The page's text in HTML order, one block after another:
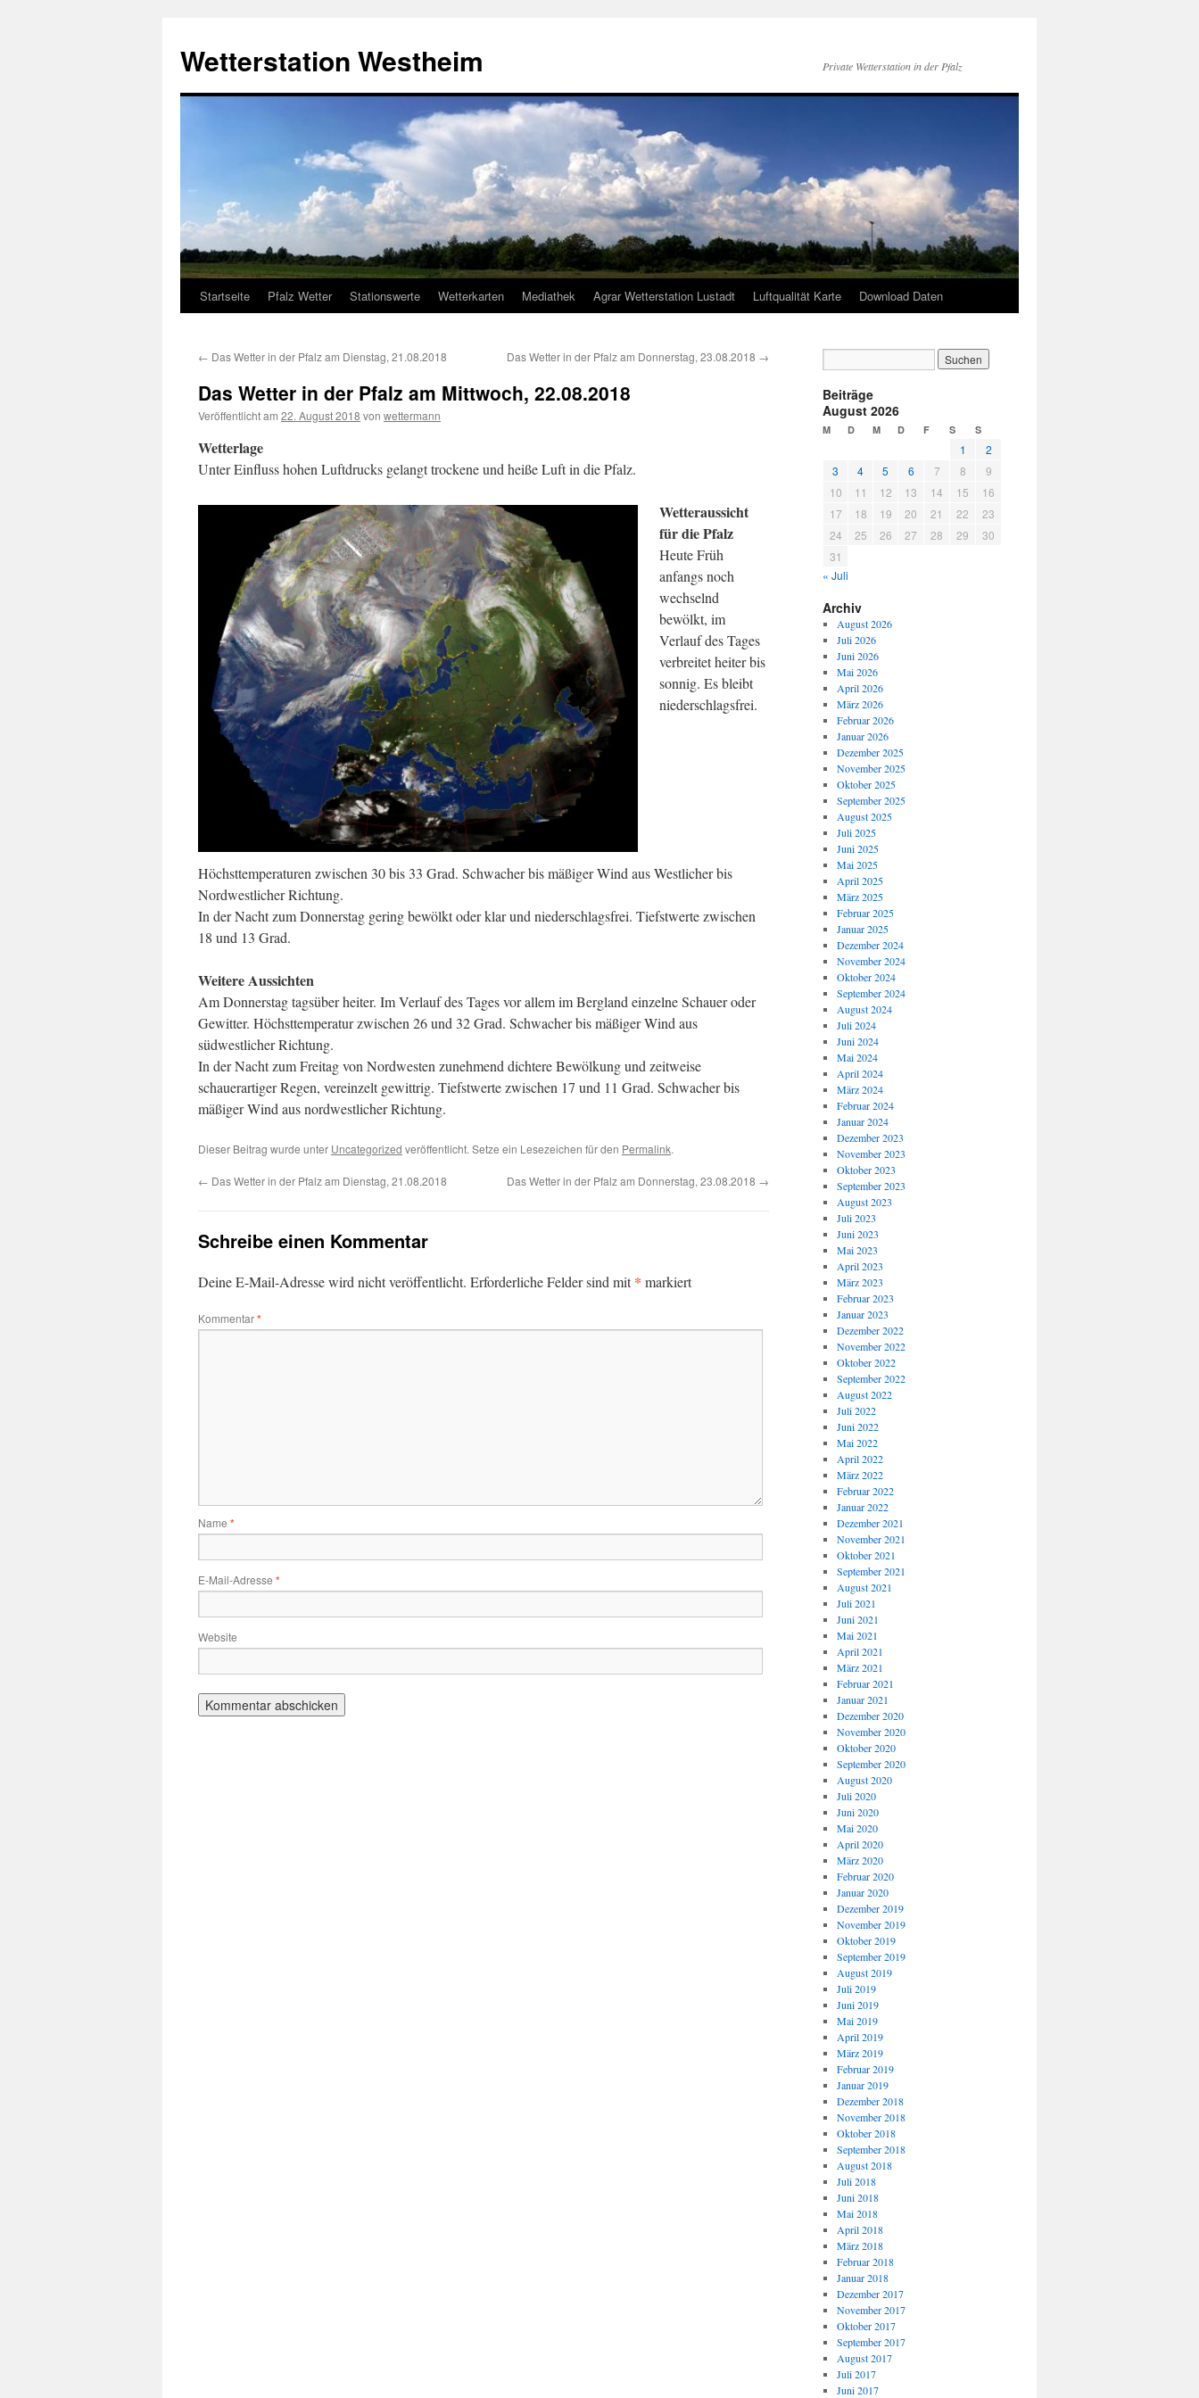
springen
Wetterstation Westheim Private Wetterstation in der Pfalz
Startseite Pfalz Wetter Stationswerte Wetterkarten Mediathek Agrar Wetterstation Lustadt Luftqualität Karte Download Daten
← Das Wetter in der Pfalz am Dienstag, 21.08.2018 Das Wetter in der Pfalz am Donnerstag, 23.08.2018 →
Das Wetter in der Pfalz am Mittwoch, 22.08.2018
Veröffentlicht am 22. August 2018 von wettermann
Wetterlage
Unter Einfluss hohen Luftdrucks gelangt trockene und heiße Luft in die Pfalz.
Wetteraussicht
für die Pfalz
Heute Früh
anfangs noch
wechselnd
bewölkt, im
Verlauf des Tages
verbreitet heiter bis
sonnig. Es bleibt
niederschlagsfrei.
Höchsttemperaturen zwischen 30 bis 33 Grad. Schwacher bis mäßiger Wind aus Westlicher bis
Nordwestlicher Richtung.
In der Nacht zum Donnerstag gering bewölkt oder klar und niederschlagsfrei. Tiefstwerte zwischen
18 und 13 Grad.
Weitere Aussichten
Am Donnerstag tagsüber heiter. Im Verlauf des Tages vor allem im Bergland einzelne Schauer oder
Gewitter. Höchsttemperatur zwischen 26 und 32 Grad. Schwacher bis mäßiger Wind aus
südwestlicher Richtung.
In der Nacht zum Freitag von Nordwesten zunehmend dichtere Bewölkung und zeitweise
schauerartiger Regen, vereinzelt gewittrig. Tiefstwerte zwischen 17 und 11 Grad. Schwacher bis
mäßiger Wind aus nordwestlicher Richtung.
Dieser Beitrag wurde unter Uncategorized veröffentlicht. Setze ein Lesezeichen für den Permalink.
← Das Wetter in der Pfalz am Dienstag, 21.08.2018 Das Wetter in der Pfalz am Donnerstag, 23.08.2018 →
Schreibe einen Kommentar
Deine E-Mail-Adresse wird nicht veröffentlicht. Erforderliche Felder sind mit* markiert
Kommentar*
Name *
E-Mail-Adresse *
Website
Beiträge
August 2026
M D M D F S S
1
2
3
4 5 6 7 8
9
10
11 12 13 14 15
16
17
18 19 20 21 22
23
24
25 26 27 28 29
30
31
« Juli
Archiv
August 2026
Juli 2026
Juni 2026
Mai 2026
April 2026
März 2026
Februar 2026
Januar 2026
Dezember 2025
November 2025
Oktober 2025
September 2025
August 2025
Juli 2025
Juni 2025
Mai 2025
April 2025
März 2025
Februar 2025
Januar 2025
Dezember 2024
November 2024
Oktober 2024
September 2024
August 2024
Juli 2024
Juni 2024
Mai 2024
April 2024
März 2024
Februar 2024
Januar 2024
Dezember 2023
November 2023
Oktober 2023
September 2023
August 2023
Juli 2023
Juni 2023
Mai 2023
April 2023
März 2023
Februar 2023
Januar 2023
Dezember 2022
November 2022
Oktober 2022
September 2022
August 2022
Juli 2022
Juni 2022
Mai 2022
April 2022
März 2022
Februar 2022
Januar 2022
Dezember 2021
November 2021
Oktober 2021
September 2021
August 2021
Juli 2021
Juni 2021
Mai 2021
April 2021
März 2021
Februar 2021
Januar 2021
Dezember 2020
November 2020
Oktober 2020
September 2020
August 2020
Juli 2020
Juni 2020
Mai 2020
April 2020
März 2020
Februar 2020
Januar 2020
Dezember 2019
November 2019
Oktober 2019
September 2019
August 2019
Juli 2019
Juni 2019
Mai 2019
April 2019
März 2019
Februar 2019
Januar 2019
Dezember 2018
November 2018
Oktober 2018
September 2018
August 2018
Juli 2018
Juni 2018
Mai 2018
April 2018
März 2018
Februar 2018
Januar 2018
Dezember 2017
November 2017
Oktober 2017
September 2017
August 2017
Juli 2017
Juni 2017